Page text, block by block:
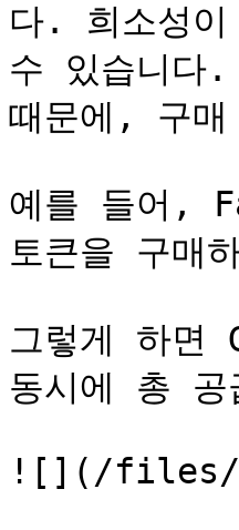
다. 희소성이
수 있습니다
때문에, 구매
예를 들어,
토큰을 구매
그렇게 하면
동시에 총 공
![](/files/